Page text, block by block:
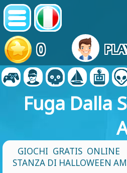
0
Fuga Dalla
GIOCHI GRATIS ONLINE
STANZA DI HALLOWEEN